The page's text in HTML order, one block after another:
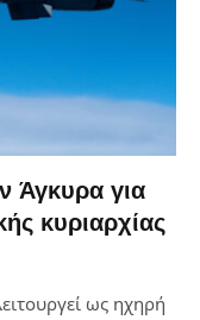
Άγκυρα για
κυριαρχίας
ως ηχηρή